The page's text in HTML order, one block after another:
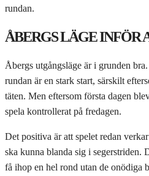
rundan.
ÅBERGS LÄGE INFÖR
Åbergs utgångsläge är i grunden
rundan är en stark start, särskilt
täten. Men eftersom första dagen
spela kontrollerat på fredagen.
Det positiva är att spelet redan
ska kunna blanda sig i segerstriden.
få ihop en hel rond utan de onödiga